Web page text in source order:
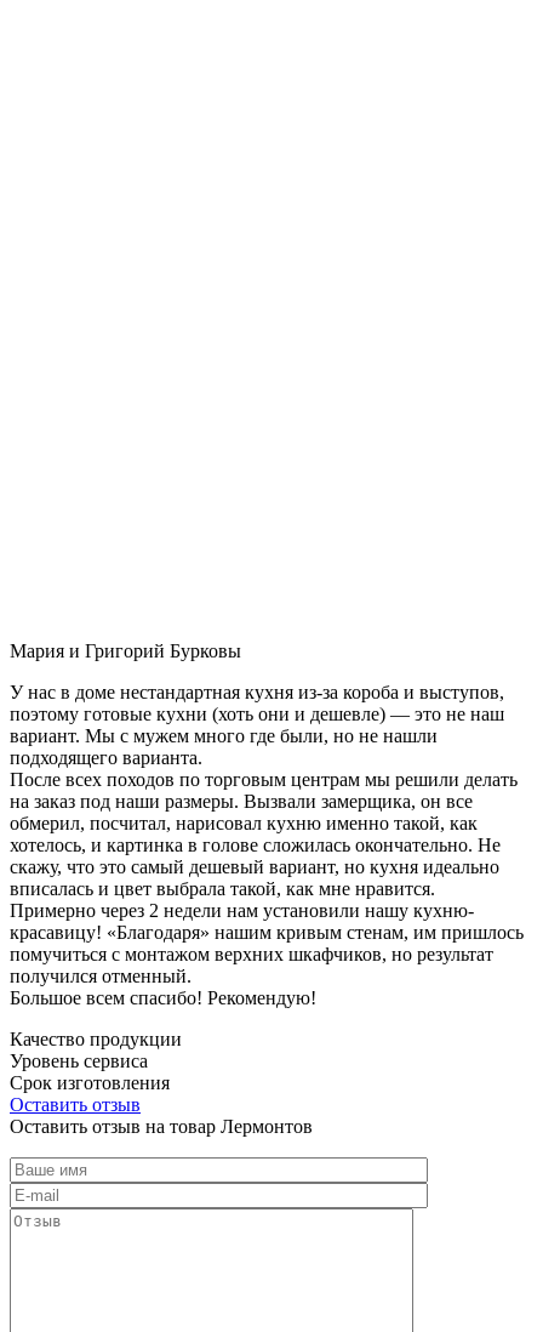
Мария и Григорий Бурковы
У нас в доме нестандартная кухня из-за короба и выступов,
поэтому готовые кухни (хоть они и дешевле) — это не наш
вариант. Мы с мужем много где были, но не нашли
подходящего варианта.
После всех походов по торговым центрам мы решили делать
на заказ под наши размеры. Вызвали замерщика, он все
обмерил, посчитал, нарисовал кухню именно такой, как
хотелось, и картинка в голове сложилась окончательно. Не
скажу, что это самый дешевый вариант, но кухня идеально
вписалась и цвет выбрала такой, как мне нравится.
Примерно через 2 недели нам установили нашу кухню-
красавицу! «Благодаря» нашим кривым стенам, им пришлось
помучиться с монтажом верхних шкафчиков, но результат
получился отменный.
Большое всем спасибо! Рекомендую!
Качество продукции
Уровень сервиса
Срок изготовления
Оставить отзыв
Оставить отзыв на товар Лермонтов